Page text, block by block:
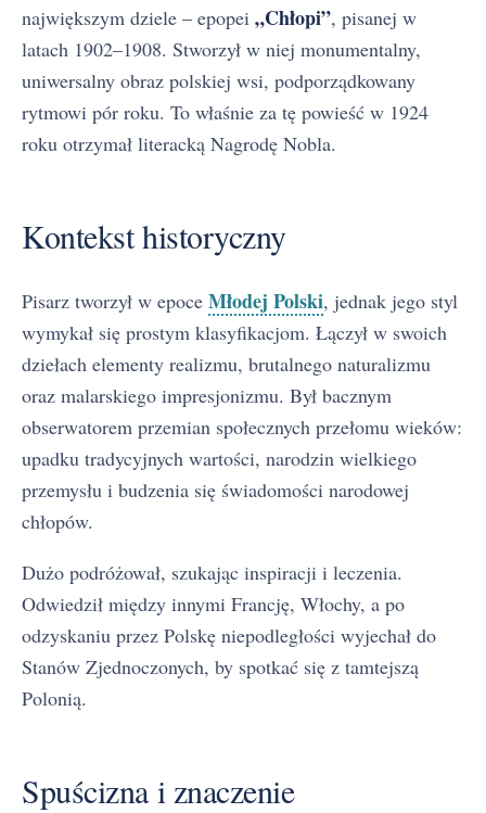
największym dziele – epopei „Chłopi”, pisanej w
latach 1902–1908. Stworzył w niej monumentalny,
uniwersalny obraz polskiej wsi, podporządkowany
rytmowi pór roku. To właśnie za tę powieść w 1924
roku otrzymał literacką Nagrodę Nobla.
Kontekst historyczny
Pisarz tworzył w epoce Młodej Polski, jednak jego styl
wymykał się prostym klasyfikacjom. Łączył w swoich
dziełach elementy realizmu, brutalnego naturalizmu
oraz malarskiego impresjonizmu. Był bacznym
obserwatorem przemian społecznych przełomu wieków:
upadku tradycyjnych wartości, narodzin wielkiego
przemysłu i budzenia się świadomości narodowej
chłopów.
Dużo podróżował, szukając inspiracji i leczenia.
Odwiedził między innymi Francję, Włochy, a po
odzyskaniu przez Polskę niepodległości wyjechał do
Stanów Zjednoczonych, by spotkać się z tamtejszą
Polonią.
Spuścizna i znaczenie